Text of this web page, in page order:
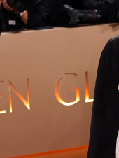
EJAE en los Globos de Oro
Audrey Nuna